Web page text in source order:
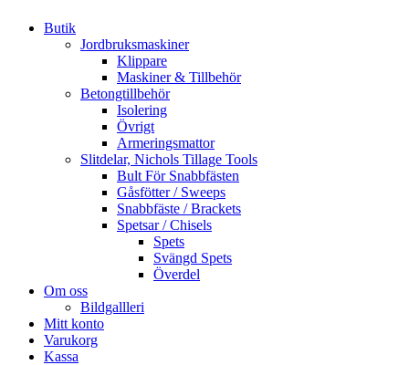
Butik
Jordbruksmaskiner
Klippare
Maskiner & Tillbehör
Betongtillbehör
Isolering
Övrigt
Armeringsmattor
Slitdelar, Nichols Tillage Tools
Bult För Snabbfästen
Gåsfötter / Sweeps
Snabbfäste / Brackets
Spetsar / Chisels
Spets
Svängd Spets
Överdel
Om oss
Bildgallleri
Mitt konto
Varukorg
Kassa